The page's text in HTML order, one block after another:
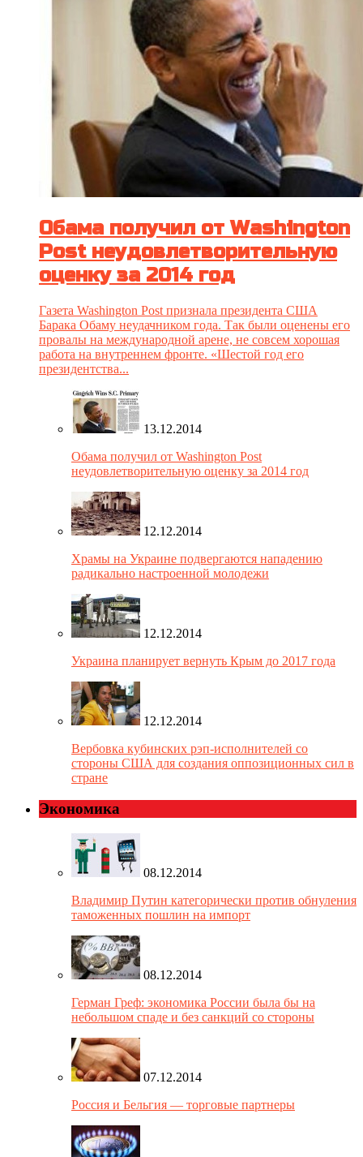
Обама получил от Washington
Post неудовлетворительную
оценку за 2014 год
Газета Washington Post признала президента США
Барака Обаму неудачником года. Так были оценены его
провалы на международной арене, не совсем хорошая
работа на внутреннем фронте. «Шестой год его
президентства...
13.12.2014
Обама получил от Washington Post
неудовлетворительную оценку за 2014 год
12.12.2014
Храмы на Украине подвергаются нападению
радикально настроенной молодежи
12.12.2014
Украина планирует вернуть Крым до 2017 года
12.12.2014
Вербовка кубинских рэп-исполнителей со
стороны США для создания оппозиционных сил в
стране
Экономика
08.12.2014
Владимир Путин категорически против обнуления
таможенных пошлин на импорт
08.12.2014
Герман Греф: экономика России была бы на
небольшом спаде и без санкций со стороны
07.12.2014
Россия и Бельгия — торговые партнеры